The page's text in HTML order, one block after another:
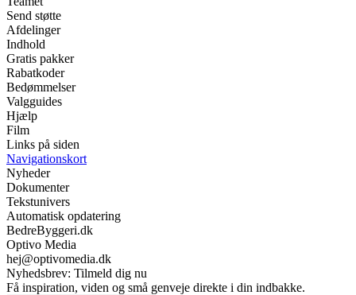
Send støtte
Afdelinger
Indhold
Gratis pakker
Rabatkoder
Bedømmelser
Valgguides
Hjælp
Film
Links på siden
Navigationskort
Nyheder
Dokumenter
Tekstunivers
Automatisk opdatering
BedreByggeri.dk
Optivo Media
hej@optivomedia.dk
Nyhedsbrev: Tilmeld dig nu
Få inspiration, viden og små genveje direkte i din indbakke.